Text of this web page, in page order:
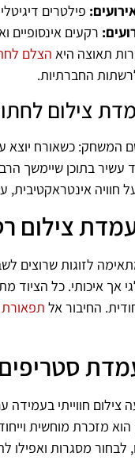
פילטרים
רקעים אינסופיים
תאוצה היא הצלם
החברתיות.
צילום
שם המשחק: כשאורח
עשיר בתוכן שיימשך
חוויה
צילום
לזוגות שרוצים
אך איכותי. כל הציוד
החיבור אל תפאורת
חווייתי בעמידה
הוא מזכרת מוחשית
לבחור מסגרות ואפילו